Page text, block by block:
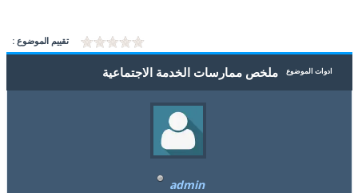
تقييم الموضوع :
ادوات الموضوع ملخص ممارسات الخدمة الاجتماعية
admin